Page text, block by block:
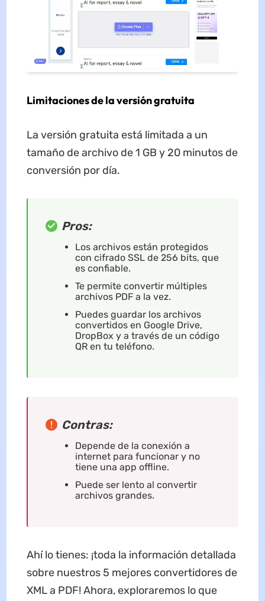
Limitaciones de la versión gratuita
La versión gratuita está limitada a un
tamaño de archivo de 1 GB y 20 minutos de
conversión por día.
Pros:
Los archivos están protegidos
con cifrado SSL de 256 bits, que
es confiable.
Te permite convertir múltiples
archivos PDF a la vez.
Puedes guardar los archivos
convertidos en Google Drive,
DropBox y a través de un código
QR en tu teléfono.
Contras:
Depende de la conexión a
internet para funcionar y no
tiene una app offline.
Puede ser lento al convertir
archivos grandes.
Ahí lo tienes: ¡toda la información detallada
sobre nuestros 5 mejores convertidores de
XML a PDF! Ahora, exploraremos lo que